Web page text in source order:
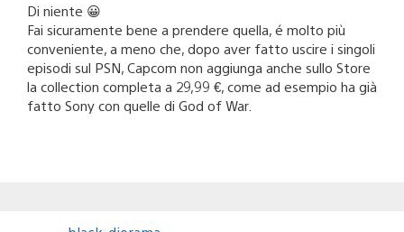
Di niente 😀
Fai sicuramente bene a prendere quella, é molto più
conveniente, a meno che, dopo aver fatto uscire i singoli
episodi sul PSN, Capcom non aggiunga anche sullo Store
la collection completa a 29,99 €, come ad esempio ha già
fatto Sony con quelle di God of War.